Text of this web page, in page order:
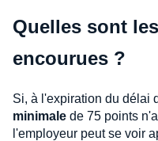
Quelles sont
encourues ?
Si, à l'expiration du délai
minimale de 75 points
l'employeur peut se voir